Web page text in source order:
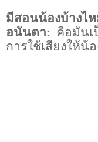
มีสอนน้องบ้างไ
อนันดา: คือมันเ
การใช้เสียงให้น้